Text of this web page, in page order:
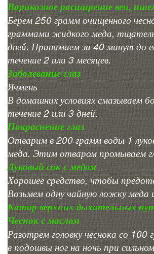
Варикозное расширение вен,
Берем 250 грамм очищенного
граммами жидкого меда,
дней. Принимаем за 40 минут до
течение 2 или 3 месяцев.
Заболевание глаз
Ячмень
В домашних условиях смазываем
течение 2 или 3 дней.
Покраснение глаз
Отварим в 200 грамм воды 1
меда. Этим отваром промываем
Луковый сок с медом
Хорошее средство, чтобы
Возьмем одну чайную ложку меда
Катар верхних дыхательных
Чеснок с маслом
Разотрем головку чеснока со
в подошвы ног на ночь при